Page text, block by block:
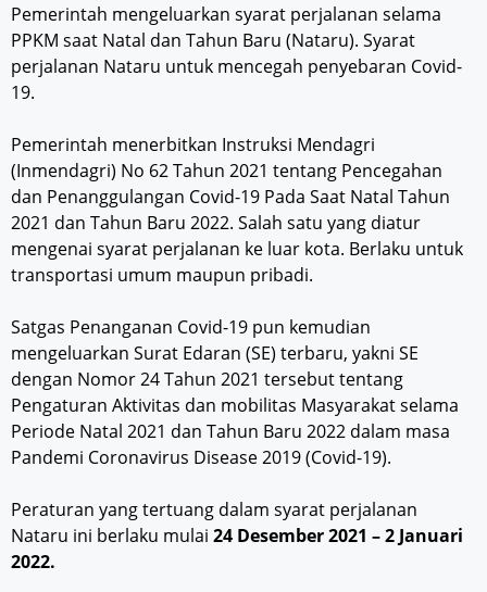
Pemerintah mengeluarkan syarat perjalanan selama
PPKM saat Natal dan Tahun Baru (Nataru). Syarat
perjalanan Nataru untuk mencegah penyebaran Covid-
19.
Pemerintah menerbitkan Instruksi Mendagri
(Inmendagri) No 62 Tahun 2021 tentang Pencegahan
dan Penanggulangan Covid-19 Pada Saat Natal Tahun
2021 dan Tahun Baru 2022. Salah satu yang diatur
mengenai syarat perjalanan ke luar kota. Berlaku untuk
transportasi umum maupun pribadi.
Satgas Penanganan Covid-19 pun kemudian
mengeluarkan Surat Edaran (SE) terbaru, yakni SE
dengan Nomor 24 Tahun 2021 tersebut tentang
Pengaturan Aktivitas dan mobilitas Masyarakat selama
Periode Natal 2021 dan Tahun Baru 2022 dalam masa
Pandemi Coronavirus Disease 2019 (Covid-19).
Peraturan yang tertuang dalam syarat perjalanan
Nataru ini berlaku mulai 24 Desember 2021 – 2 Januari
2022.